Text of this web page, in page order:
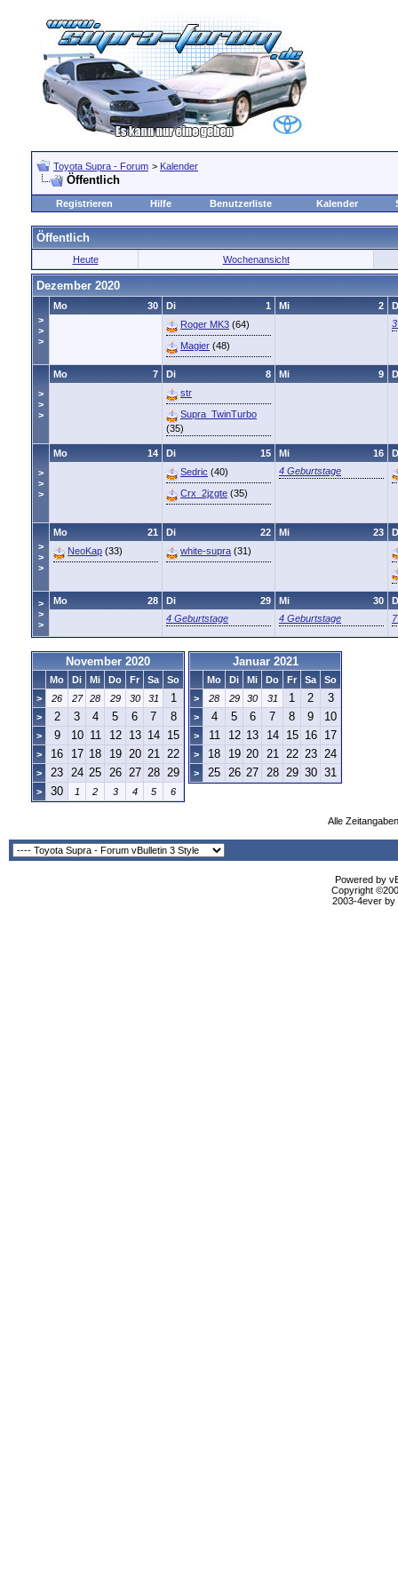
Toyota Supra - Forum > Kalender
Öffentlich
Registrieren Hilfe Benutzerliste Kalender
Öffentlich
Heute Wochenansicht
Dezember 2020
>
>
>
30
Mo 1
Di
Roger MK3 (64)
Magier (48)
2
Mi
>
>
>
7
Mo 8
Di
str
Supra_TwinTurbo
(35)
9
Mi
>
>
>
14
Mo 15
Di
Sedric (40)
Crx_2jzgte (35)
16
Mi
4 Geburtstage
>
>
>
21
Mo
NeoKap (33)
22
Di
white-supra (31)
23
Mi
>
>
>
28
Mo 29
Di
4 Geburtstage
30
Mi
4 Geburtstage
November 2020
Mo Di Mi Do Fr Sa
So
>
26 27 28 29 30 31 1
> 2 3 4 5 6 7 8
> 9 10 11 12 13 14 15
> 16 17 18 19 20 21 22
> 23 24 25 26 27 28 29
> 30 1 2 3 4 5 6
Januar 2021
Mo Di Mi Do Fr Sa
So
>
28 29 30 31 1 2 3
> 4 5 6 7 8 9 10
> 11 12 13 14 15 16 17
> 18 19 20 21 22 23 24
> 25 26 27 28 29 30 31
Alle
Powered by
Copyright
2003-4ever by